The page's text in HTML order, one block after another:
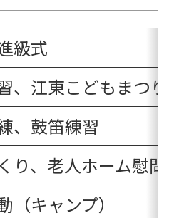
級式
、江東こどもまつ
、鼓笛練習
り、老人ホーム慰問
（キャンプ）